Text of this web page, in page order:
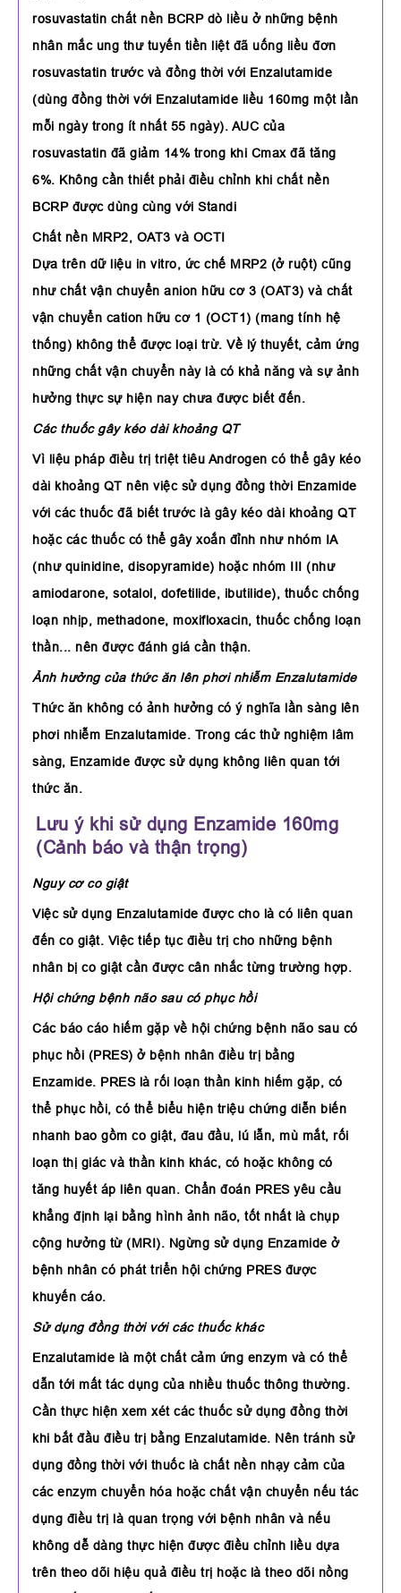
rosuvastatin chất nền BCRP dò liều ở những bệnh
nhân mắc ung thư tuyến tiền liệt đã uống liều đơn
rosuvastatin trước và đồng thời với Enzalutamide
(dùng đồng thời với Enzalutamide liều 160mg một lần
mỗi ngày trong ít nhất 55 ngày). AUC của
rosuvastatin đã giảm 14% trong khi Cmax đã tăng
6%. Không cần thiết phải điều chỉnh khi chất nền
BCRP được dùng cùng với Standi
Chất nền MRP2, OAT3 và OCTI
Dựa trên dữ liệu in vitro, ức chế MRP2 (ở ruột) cũng
như chất vận chuyển anion hữu cơ 3 (OAT3) và chất
vận chuyển cation hữu cơ 1 (OCT1) (mang tính hệ
thống) không thể được loại trừ. Về lý thuyết, cảm ứng
những chất vận chuyển này là có khả năng và sự ảnh
hưởng thực sự hiện nay chưa được biết đến.
Các thuốc gây kéo dài khoảng QT
Vì liệu pháp điều trị triệt tiêu Androgen có thể gây kéo
dài khoảng QT nên việc sử dụng đồng thời Enzamide
với các thuốc đã biết trước là gây kéo dài khoảng QT
hoặc các thuốc có thể gây xoắn đỉnh như nhóm IA
(như quinidine, disopyramide) hoặc nhóm III (như
amiodarone, sotalol, dofetilide, ibutilide), thuốc chống
loạn nhịp, methadone, moxifloxacin, thuốc chống loạn
thần... nên được đánh giá cần thận.
Ảnh hưởng của thức ăn lên phơi nhiễm Enzalutamide
Thức ăn không có ảnh hưởng có ý nghĩa lần sàng lên
phơi nhiễm Enzalutamide. Trong các thử nghiệm lâm
sàng, Enzamide được sử dụng không liên quan tới
thức ăn.
Lưu ý khi sử dụng Enzamide 160mg
(Cảnh báo và thận trọng)
Nguy cơ co giật
Việc sử dụng Enzalutamide được cho là có liên quan
đến co giật. Việc tiếp tục điều trị cho những bệnh
nhân bị co giật cần được cân nhắc từng trường hợp.
Hội chứng bệnh não sau có phục hồi
Các báo cáo hiếm gặp về hội chứng bệnh não sau có
phục hồi (PRES) ở bệnh nhân điều trị bằng
Enzamide. PRES là rối loạn thần kinh hiếm gặp, có
thể phục hồi, có thể biểu hiện triệu chứng diễn biến
nhanh bao gồm co giật, đau đầu, lú lẫn, mù mắt, rối
loạn thị giác và thần kinh khác, có hoặc không có
tăng huyết áp liên quan. Chẩn đoán PRES yêu cầu
khẳng định lại bằng hình ảnh não, tốt nhất là chụp
cộng hưởng từ (MRI). Ngừng sử dụng Enzamide ở
bệnh nhân có phát triển hội chứng PRES được
khuyến cáo.
Sử dụng đồng thời với các thuốc khác
Enzalutamide là một chất cảm ứng enzym và có thể
dẫn tới mất tác dụng của nhiều thuốc thông thường.
Cần thực hiện xem xét các thuốc sử dụng đồng thời
khi bắt đầu điều trị bằng Enzalutamide. Nên tránh sử
dụng đồng thời với thuốc là chất nền nhạy cảm của
các enzym chuyển hóa hoặc chất vận chuyển nếu tác
dụng điều trị là quan trọng với bệnh nhân và nếu
không dễ dàng thực hiện được điều chỉnh liều dựa
trên theo dõi hiệu quả điều trị hoặc là theo dõi nồng